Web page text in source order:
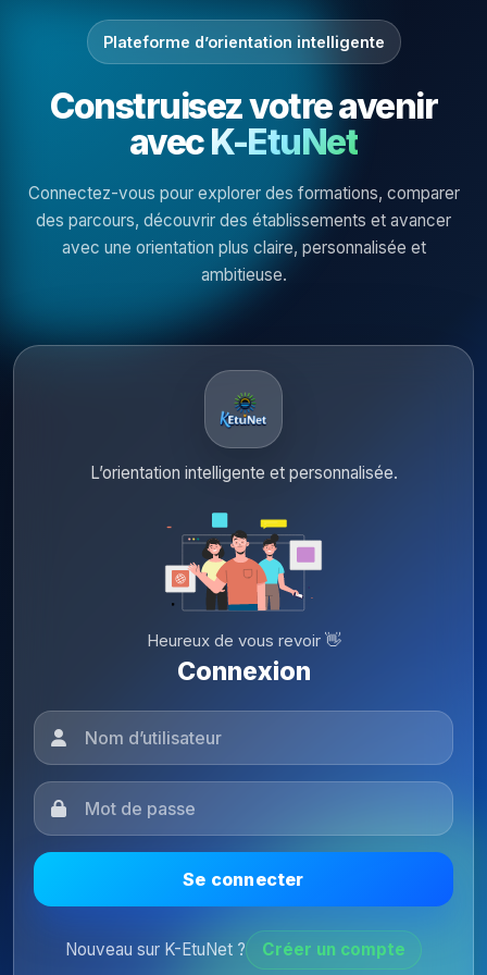
Plateforme d’orientation intelligente
Construisez votre avenir
avecK-EtuNet
Connectez-vous pour explorer des formations, comparer
des parcours, découvrir des établissements et avancer
avec une orientation plus claire, personnalisée et
ambitieuse.
L’orientation intelligente et personnalisée.
Heureux de vous revoir 👋
Connexion
Se connecter
Nouveau sur K-EtuNet ? Créer un compte